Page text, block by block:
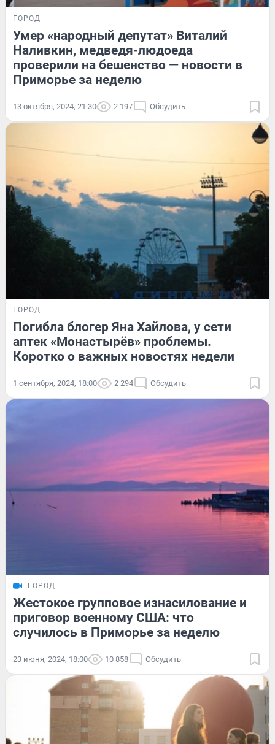
ГОРОД
Умер «народный депутат» Виталий
Наливкин, медведя-людоеда
проверили на бешенство — новости в
Приморье за неделю
13 октября, 2024, 21:30 2 197 Обсудить
ГОРОД
Погибла блогер Яна Хайлова, у сети
аптек «Монастырёв» проблемы.
Коротко о важных новостях недели
1 сентября, 2024, 18:00 2 294 Обсудить
ГОРОД
Жестокое групповое изнасилование и
приговор военному США: что
случилось в Приморье за неделю
23 июня, 2024, 18:00 10 858 Обсудить